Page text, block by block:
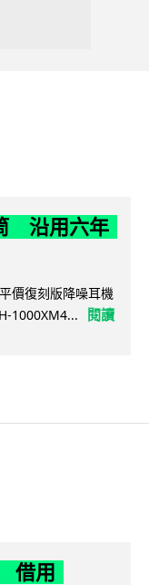
沿用六年
價復刻版降噪耳機
1000XM4...
閱讀
借用